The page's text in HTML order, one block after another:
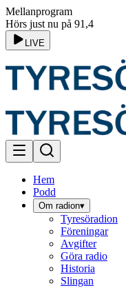
Mellanprogram
Hörs just nu på 91,4
LIVE
Hem
Podd
Om radion▾
Tyresöradion
Föreningar
Avgifter
Göra radio
Historia
Slingan